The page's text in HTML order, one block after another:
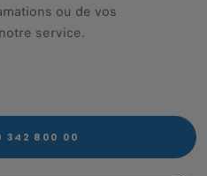
ou de vos
service.
342 800 00